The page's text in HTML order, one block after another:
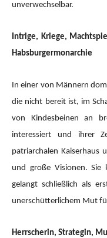
unverwechselbar.
Intrige, Kriege,
Habsburgermonarchie
In einer von Männern
die nicht bereit ist, im
von Kindesbeinen an
interessiert und ihrer
patriarchalen Kaiserhaus
und große Visionen. Sie
gelangt schließlich als
unerschütterlichem Mut
Herrscherin, Strategin,